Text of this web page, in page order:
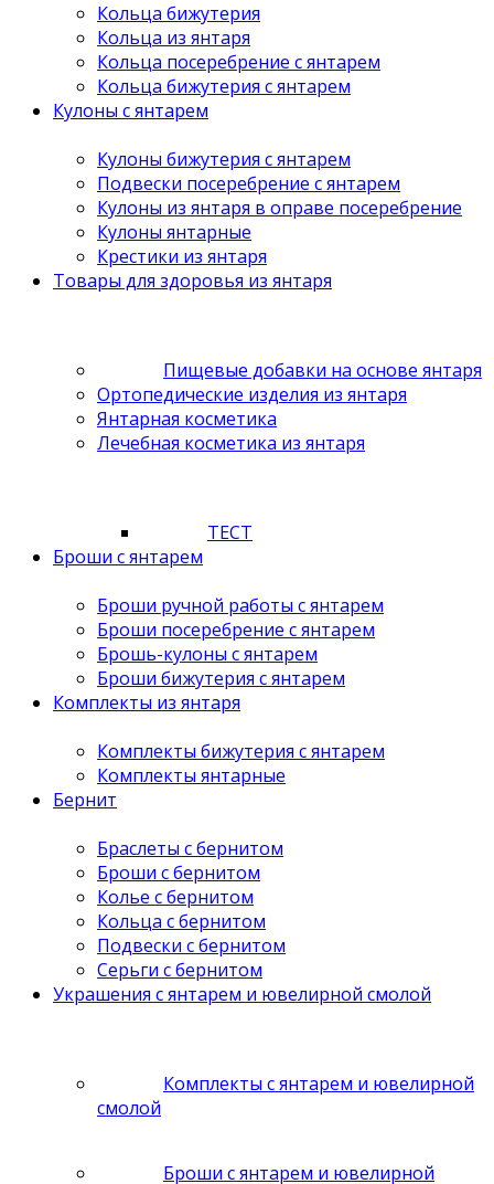
Кольца бижутерия
Кольца из янтаря
Кольца посеребрение с янтарем
Кольца бижутерия с янтарем
Кулоны с янтарем
Кулоны бижутерия с янтарем
Подвески посеребрение с янтарем
Кулоны из янтаря в оправе посеребрение
Кулоны янтарные
Крестики из янтаря
Товары для здоровья из янтаря
Пищевые добавки на основе янтаря
Ортопедические изделия из янтаря
Янтарная косметика
Лечебная косметика из янтаря
ТЕСТ
Броши с янтарем
Броши ручной работы с янтарем
Броши посеребрение с янтарем
Брошь-кулоны с янтарем
Броши бижутерия с янтарем
Комплекты из янтаря
Комплекты бижутерия с янтарем
Комплекты янтарные
Бернит
Браслеты с бернитом
Броши с бернитом
Колье с бернитом
Кольца с бернитом
Подвески с бернитом
Серьги с бернитом
Украшения с янтарем и ювелирной смолой
Комплекты с янтарем и ювелирной
смолой
Броши с янтарем и ювелирной